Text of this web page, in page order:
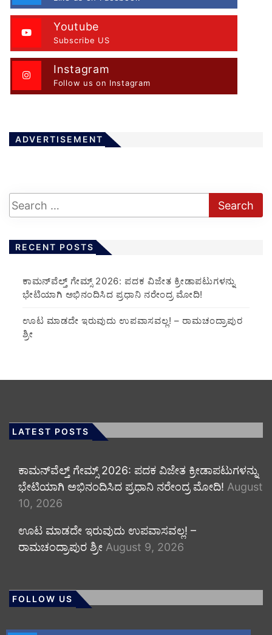
Youtube
Subscribe US
Instagram
Follow us on Instagram
ADVERTISEMENT
RECENT POSTS
ಕಾಮನ್‌ವೆಲ್ತ್ ಗೇಮ್ಸ್ 2026: ಪದಕ ವಿಜೇತ ಕ್ರೀಡಾಪಟುಗಳನ್ನು
ಭೇಟಿಯಾಗಿ ಅಭಿನಂದಿಸಿದ ಪ್ರಧಾನಿ ನರೇಂದ್ರ ಮೋದಿ!
ಊಟ ಮಾಡದೇ ಇರುವುದು ಉಪವಾಸವಲ್ಲ! – ರಾಮಚಂದ್ರಾಪುರ
ಶ್ರೀ
LATEST POSTS
ಕಾಮನ್‌ವೆಲ್ತ್ ಗೇಮ್ಸ್ 2026: ಪದಕ ವಿಜೇತ ಕ್ರೀಡಾಪಟುಗಳನ್ನು
ಭೇಟಿಯಾಗಿ ಅಭಿನಂದಿಸಿದ ಪ್ರಧಾನಿ ನರೇಂದ್ರ ಮೋದಿ! August
10, 2026
ಊಟ ಮಾಡದೇ ಇರುವುದು ಉಪವಾಸವಲ್ಲ! –
ರಾಮಚಂದ್ರಾಪುರ ಶ್ರೀ August 9, 2026
FOLLOW US